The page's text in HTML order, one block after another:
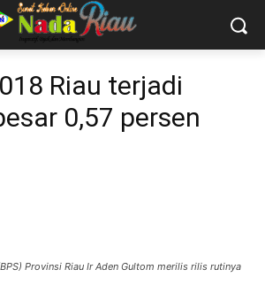
Riau terjadi
0,57 persen
Provinsi Riau Ir Aden Gultom merilis rilis rutinya